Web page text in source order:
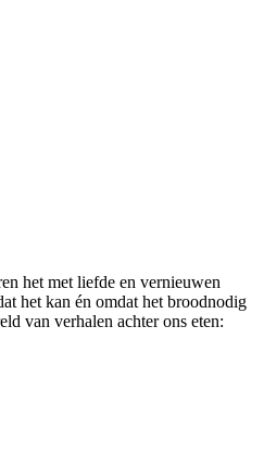
het met liefde en vernieuwen
het kan én omdat het broodnodig
van verhalen achter ons eten: